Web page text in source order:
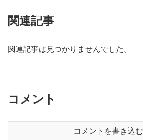
関連記事
関連記事は見つかりませんでした。
コメント
コメントを書き込む